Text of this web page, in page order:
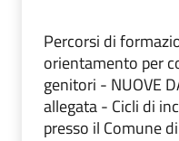
Percorsi di
orientamento per
genitori - NUOVE
allegata - Cicli di
presso il Comune